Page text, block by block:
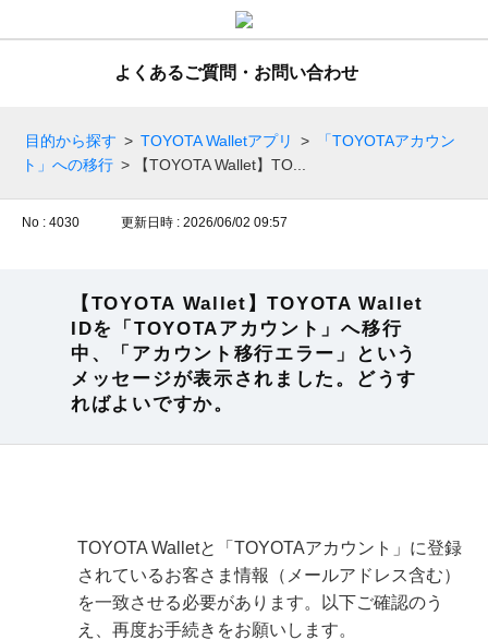
よくあるご質問・お問い合わせ
目的から探す > TOYOTA Walletアプリ >
「TOYOTAアカウン
ト」への移行 > 【TOYOTA Wallet】TO...
No : 4030 更新日時 : 2026/06/02 09:57
【TOYOTA Wallet】TOYOTA Wallet
IDを「TOYOTAアカウント」へ移行
中、「アカウント移行エラー」という
メッセージが表示されました。どうす
ればよいですか。
TOYOTA Walletと「TOYOTAアカウント」に登録
されているお客さま情報（メールアドレス含む）
を一致させる必要があります。以下ご確認のう
え、再度お手続きをお願いします。